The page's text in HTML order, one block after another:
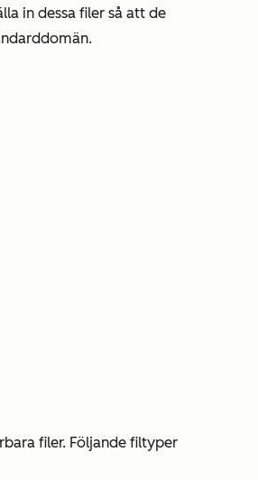
in dessa filer så att de
filer. Följande filtyper